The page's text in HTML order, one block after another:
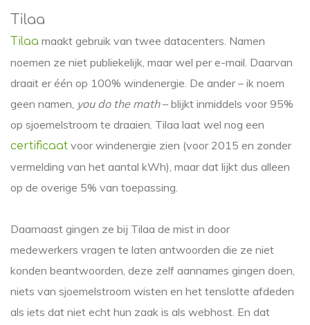
Tilaa
Tilaa maakt gebruik van twee datacenters. Namen
noemen ze niet publiekelijk, maar wel per e-mail. Daarvan
draait er één op 100% windenergie. De ander – ik noem
geen namen, you do the math– blijkt inmiddels voor 95%
op sjoemelstroom te draaien. Tilaa laat wel nog een
certificaat voor windenergie zien (voor 2015 en zonder
vermelding van het aantal kWh), maar dat lijkt dus alleen
op de overige 5% van toepassing.
Daarnaast gingen ze bij Tilaa de mist in door
medewerkers vragen te laten antwoorden die ze niet
konden beantwoorden, deze zelf aannames gingen doen,
niets van sjoemelstroom wisten en het tenslotte afdeden
als iets dat niet echt hun zaak is als webhost. En dat